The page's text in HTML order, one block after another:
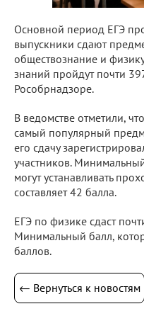
Основной период ЕГЭ
выпускники сдают
обществознание и
знаний пройдут почти
Рособрнадзоре.
В ведомстве отметили,
самый популярный
его сдачу
участников.
могут устанавливать
составляет 42 балла.
ЕГЭ по физике сдаст
Минимальный балл,
баллов.
← Вернуться к новостям